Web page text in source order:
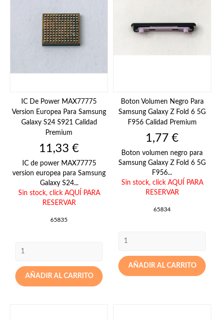
IC De Power MAX77775
Version Europea Para Samsung
Galaxy S24 S921 Calidad
Premium
Precio
11,33 €
IC de power MAX77775
version europea para Samsung
Galaxy S24...
Sin stock, click AQUÍ PARA
RESERVAR
65835
AÑADIR AL CARRITO
Boton Volumen Negro Para
Samsung Galaxy Z Fold 6 5G
F956 Calidad Premium
Precio
1,77 €
Boton volumen negro para
Samsung Galaxy Z Fold 6 5G
F956...
Sin stock, click AQUÍ PARA
RESERVAR
65834
AÑADIR AL CARRITO